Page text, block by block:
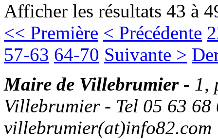
Afficher les résultats 43 à
<< Première < Précédente
57-63 64-70 Suivante >
Maire de Villebrumier - 1,
Villebrumier - Tel 05 63
villebrumier(at)info82.com